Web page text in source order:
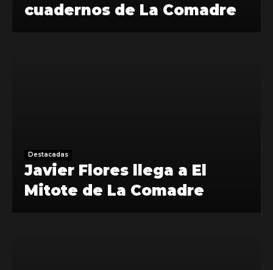
cuadernos de La Comadre
Destacadas
Javier Flores llega a El
Mitote de La Comadre